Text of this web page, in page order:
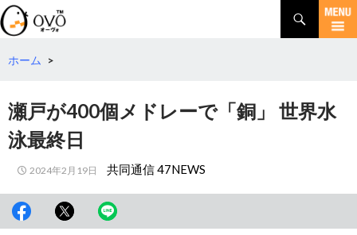
検
索
コ
テ
へ
動
ホーム >
瀬戸が400個メドレーで「銅」 世界水
泳最終日
2024年2月19日 共同通信 47NEWS